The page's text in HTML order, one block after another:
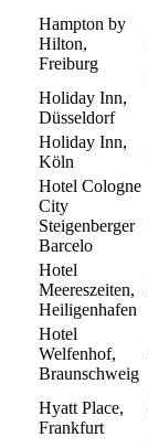
Hampton by
Hilton,
Freiburg
Holiday Inn,
Düsseldorf
Holiday Inn,
Köln
Hotel Cologne
City
Steigenberger
Barcelo
Hotel
Meereszeiten,
Heiligenhafen
Hotel
Welfenhof,
Braunschweig
Hyatt Place,
Frankfurt